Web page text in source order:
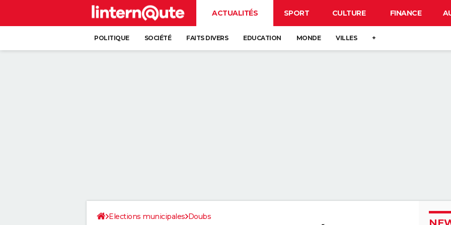
ACTUALITÉS SPORT CULTURE FINANCE
POLITIQUE SOCIÉTÉ FAITS DIVERS EDUCATION MONDE VILLES +
Elections municipales Doubs